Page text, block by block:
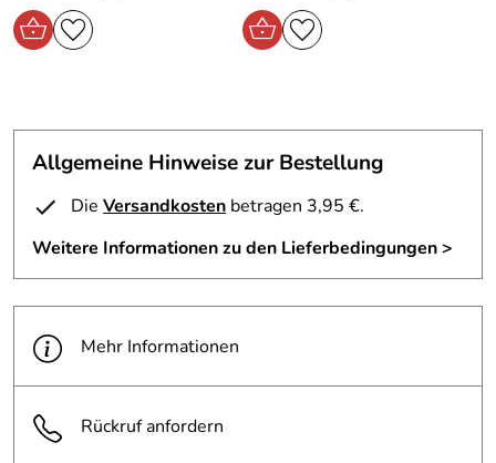
Allgemeine Hinweise zur Bestellung
Die Versandkosten betragen 3,95 €.
Weitere Informationen zu den Lieferbedingungen >
Mehr Informationen
Rückruf anfordern